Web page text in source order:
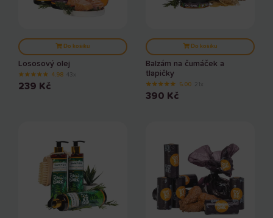
Do košíku
Lososový olej
★★★★★ 4.98 43x
239 Kč
Do košíku
Balzám na čumáček a
tlapičky
★★★★★ 5.00 21x
390 Kč